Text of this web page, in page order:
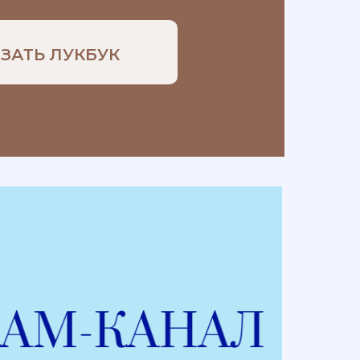
ЛУКБУК